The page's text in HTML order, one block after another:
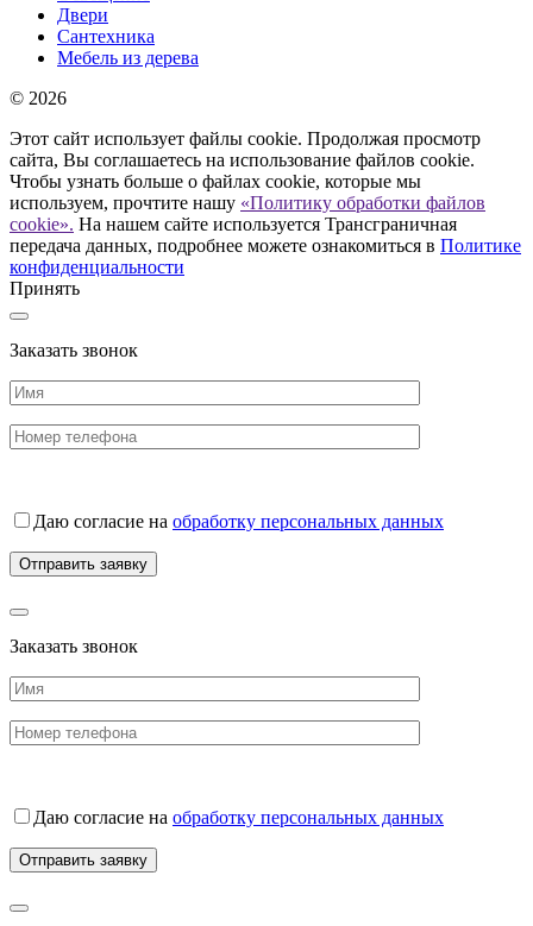
Двери
Сантехника
Мебель из дерева
© 2026
Этот сайт использует файлы cookie. Продолжая просмотр
сайта, Вы соглашаетесь на использование файлов cookie.
Чтобы узнать больше о файлах cookie, которые мы
используем, прочтите нашу «Политику обработки файлов
cookie». На нашем сайте используется Трансграничная
передача данных, подробнее можете ознакомиться в Политике
конфиденциальности
Принять
Заказать звонок
Даю согласие на обработку персональных данных
Заказать звонок
Даю согласие на обработку персональных данных